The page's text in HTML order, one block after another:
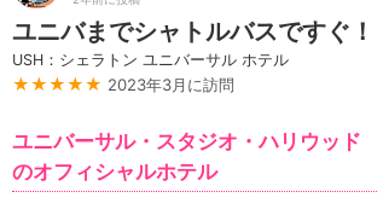
ユニバまでシャトルバスですぐ！
USH：シェラトン ユニバーサル ホテル
★★★★★ 2023年3月に訪問
ユニバーサル・スタジオ・ハリウッド
のオフィシャルホテル